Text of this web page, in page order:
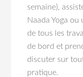
semaine),
Naada Yoga
de tous les
de bord et
discuter sur
pratique.